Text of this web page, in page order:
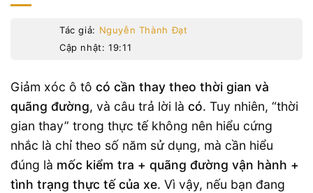
Tác giả: Nguyễn Thành Đạt
Cập nhật: 19:11
Giảm xóc ô tô có cần thay theo thời gian và
quãng đường, và câu trả lời là có. Tuy nhiên, “thời
gian thay” trong thực tế không nên hiểu cứng
nhắc là chỉ theo số năm sử dụng, mà cần hiểu
đúng là mốc kiểm tra + quãng đường vận hành +
tình trạng thực tế của xe. Vì vậy, nếu bạn đang